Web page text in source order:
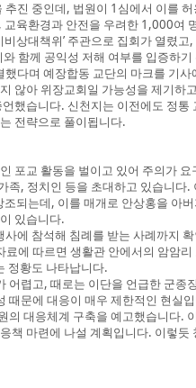
진 중인데, 법원이 1심에서 이를
육환경과 안전을 우려한 1,000여
상대책위’ 주관으로 집회가 열렸
함께 공익성 저해 여부를 입증하
다며 예장합동 교단의 마크를 기
않아 위장교회일 가능성을 제기하
했습니다. 신천지는 이전에도 정통
전략으로 풀이됩니다.
포교 활동을 벌이고 있어 주의가
족, 정치인 등을 초대하고 있습니다.
되는데, 이를 매개로 안상홍을 아
있습니다.
에 참석해 침례를 받는 사례까지
에 따르면 생활관 안에서의 암암
정황도 나타납니다.
어렵고, 때로는 이단을 언급한 군
때문에 대응이 매우 제한적인 현실
의 대응체계 구축을 예고했습니다.
책 마련에 나설 계획입니다. 이렇